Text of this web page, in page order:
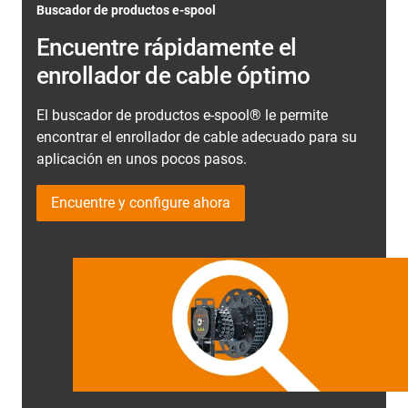
cable.
Siempre que sea posible, deben utilizarse cables
con revestimiento exterior de TPE para cables no
apantallados.
Los cables apantallados deben elegirse de la gama
CFROBOT.
Todos los cables deben tener un diámetro exterior
de < 17 mm.
Deben respetarse los radios de curvatura máximos
de 44 mm en el radio interior y 77 mm en el radio
Buscador de productos e-spool
Encuentre rápidamente el
enrollador de cable óptimo
El buscador de productos e-spool® le permite
encontrar el enrollador de cable adecuado para su
aplicación en unos pocos pasos.
Encuentre y configure ahora